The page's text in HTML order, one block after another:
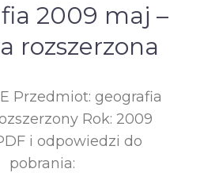
2009 maj –
rozszerzona
Przedmiot: geografia
Rok: 2009
i odpowiedzi do
pobrania: